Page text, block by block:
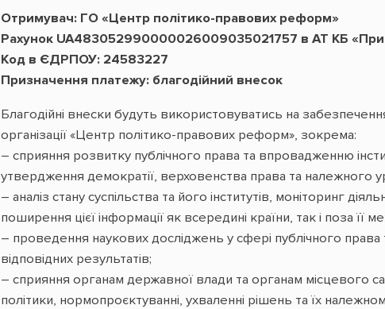
Отримувач: ГО «Центр політико-правових реформ»
Рахунок UA483052990000026009035021757 в АТ КБ
Код в ЄДРПОУ: 24583227
Призначення платежу: благодійний внесок
Благодійні внески будуть використовуватись на
організації «Центр політико-правових реформ», зокрема:
– сприяння розвитку публічного права та впровадженню
утвердження демократії, верховенства права та належного
– аналіз стану суспільства та його інститутів, моніторинг
поширення цієї інформації як всередині країни, так і поза її
– проведення наукових досліджень у сфері публічного права
відповідних результатів;
– сприяння органам державної влади та органам місцевого
політики, нормопроєктуванні, ухваленні рішень та їх